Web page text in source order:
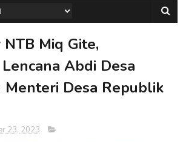
Miq Gite,
Abdi Desa
Desa Republik
23, 2023